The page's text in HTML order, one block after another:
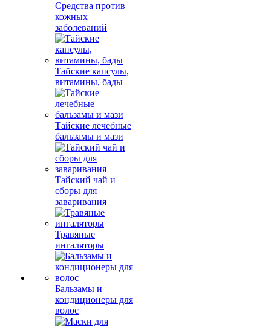
Средства против
кожных
заболеваний
Тайские капсулы,
витамины, бады
Тайские лечебные
бальзамы и мази
Тайский чай и
сборы для
заваривания
Травяные
ингаляторы
Бальзамы и
кондиционеры для
волос